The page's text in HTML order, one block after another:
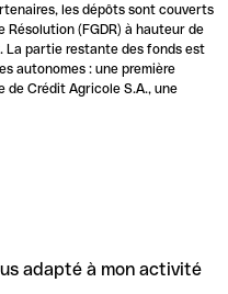
les dépôts sont couverts
Résolution (FGDR) à hauteur de
La partie restante des fonds est
autonomes : une première
de Crédit Agricole S.A., une
adapté à mon activité